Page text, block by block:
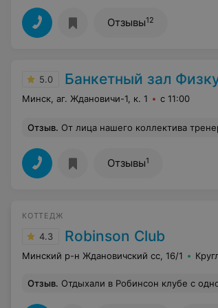
Отзывы12
5.0 Банкетный зал
Минск, аг. Ждановичи-1, к. 1 с 11:00
Отзыв. От лица нашего коллектива тренеров и спортсменов выражаем огромную благодарность работникам столовой за вкусную и разнообразную пищу, которую
Отзывы1
КОТТЕДЖ
4.3 Robinson Club
Минский р-н Ждановичский сс, 16/1
Отзыв. Отдыхали в Робинсон клубе с одногруппниками 25.05.2019, снимали домик люкс за 750 рублей в сутки. Заезд по правилам в 15.00, однако мы ещё полчаса топтались возле дома - двери были закрыты. Чистота в коттедже на 5 из 10. Все